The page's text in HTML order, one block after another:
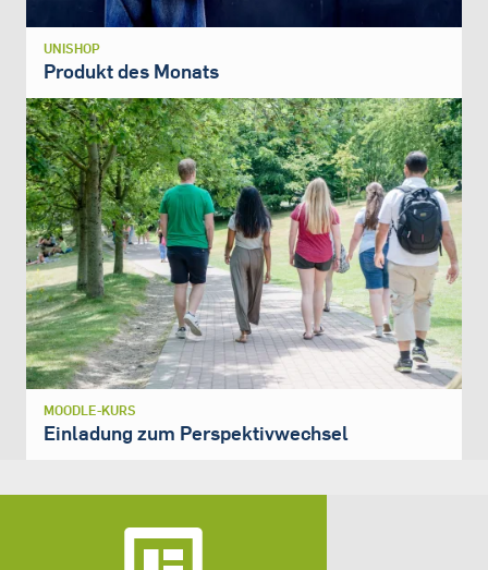
UNISHOP
Produkt des Monats
MOODLE-KURS
Einladung zum Perspektivwechsel